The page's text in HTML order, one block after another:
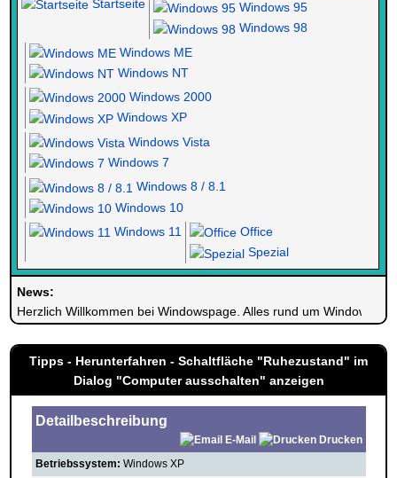
Startseite
Windows 95
Windows 98
Windows ME
Windows NT
Windows 2000
Windows XP
Windows Vista
Windows 7
Windows 8 / 8.1
Windows 10
Windows 11
Office
Spezial
News:
Herzlich Willkommen bei Windowspage. Alles rund um Windows.
Tipps - Herunterfahren - Schaltfläche "Ruhezustand" im
Dialog "Computer ausschalten" anzeigen
Detailbeschreibung
E-Mail
Drucken
Betriebssystem: Windows XP